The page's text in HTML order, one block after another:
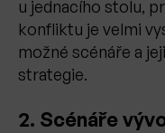
u jednacího stolu,
konfliktu je velmi
možné scénáře a
strategie.
2. Scénáře